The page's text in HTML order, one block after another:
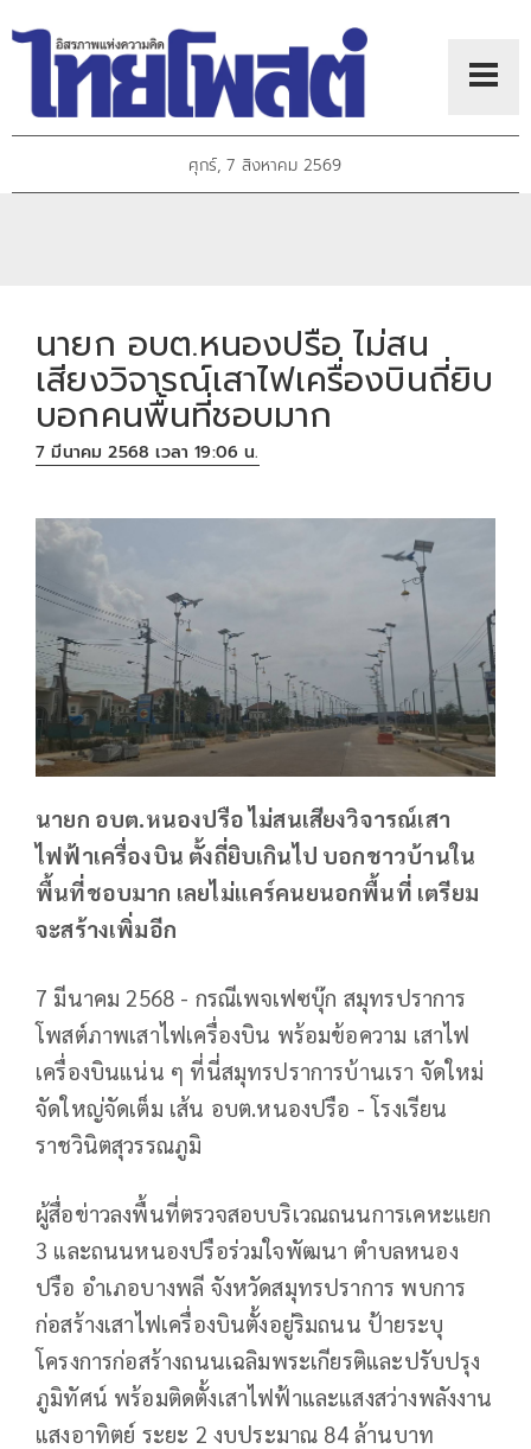
ศุกร์, 7 สิงหาคม 2569
นายก อบต.หนองปรือ ไม่สน
เสียงวิจารณ์เสาไฟเครื่องบินถี่ยิบ
บอกคนพื้นที่ชอบมาก
7 มีนาคม 2568 เวลา 19:06 น.
นายก อบต.หนองปรือ ไม่สนเสียงวิจารณ์เสา
ไฟฟ้าเครื่องบิน ตั้งถี่ยิบเกินไป บอกชาวบ้านใน
พื้นที่ชอบมาก เลยไม่แคร์คนยนอกพื้นที่ เตรียม
จะสร้างเพิ่มอีก
7 มีนาคม 2568 - กรณีเพจเฟซบุ๊ก สมุทรปราการ
โพสต์ภาพเสาไฟเครื่องบิน พร้อมข้อความ เสาไฟ
เครื่องบินแน่น ๆ ที่นี่สมุทรปราการบ้านเรา จัดใหม่
จัดใหญ่จัดเต็ม เส้น อบต.หนองปรือ - โรงเรียน
ราชวินิตสุวรรณภูมิ
ผู้สื่อข่าวลงพื้นที่ตรวจสอบบริเวณถนนการเคหะแยก
3 และถนนหนองปรือร่วมใจพัฒนา ตำบลหนอง
ปรือ อำเภอบางพลี จังหวัดสมุทรปราการ พบการ
ก่อสร้างเสาไฟเครื่องบินตั้งอยู่ริมถนน ป้ายระบุ
โครงการก่อสร้างถนนเฉลิมพระเกียรติและปรับปรุง
ภูมิทัศน์ พร้อมติดตั้งเสาไฟฟ้าและแสงสว่างพลังงาน
แสงอาทิตย์ ระยะ 2 งบประมาณ 84 ล้านบาท